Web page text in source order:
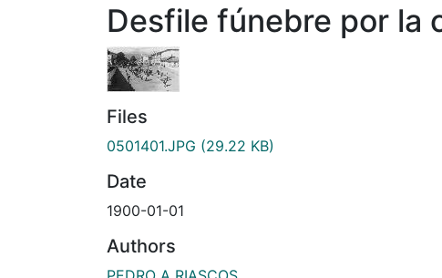
Desfile fúnebre por la
Files
0501401.JPG (29.22 KB)
Date
1900-01-01
Authors